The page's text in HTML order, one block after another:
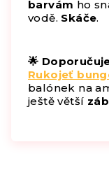
barvám ho
vodě. Skáče.
🌟
Rukojeť
balónek na
ještě větší